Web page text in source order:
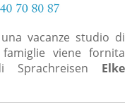
vacanze studio di
viene fornita
Sprachreisen Elke